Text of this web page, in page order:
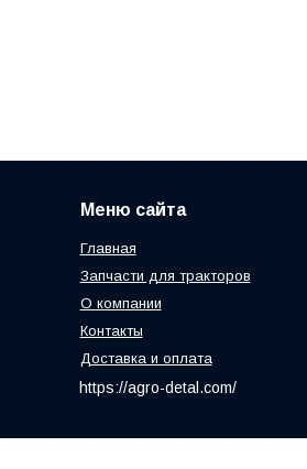
Меню сайта
Главная
Запчасти для тракторов
О компании
Контакты
Доставка и оплата
https://agro-detal.com/